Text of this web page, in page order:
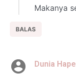
Makanya
BALAS
Dunia Hape